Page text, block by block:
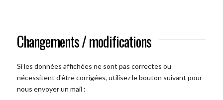
Changements / modifications
Si les données affichées ne sont pas correctes ou
nécessitent d'être corrigées, utilisez le bouton suivant pour
nous envoyer un mail :